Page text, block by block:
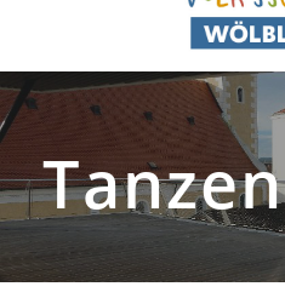
Tanzen